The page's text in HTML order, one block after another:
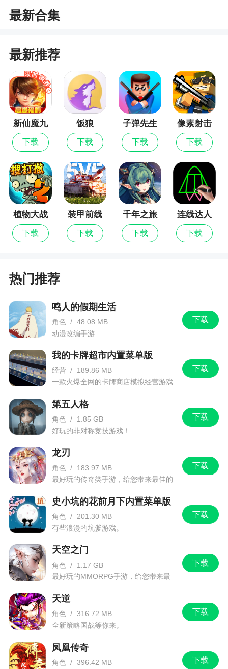
强的后盾；可以与家族成员建立亲密的羁绊，并肩
路上唯一炽热的明灯
3融入现代动画的设计理念，在千千万万的手机游戏
中独树一帜
3、忍界的一草一木.一花一树都充满灵动的生命
力。行云流水又极具张力的泼墨笔触，让浓浓的战
斗氛围跃然纸上。传统水墨画融入了现代动画概
念，为每处山水注入生命灵气；独创2D手绘与3D结
合的呈现方式，为忍界拓展了空间纵深；潮音雅乐
相伴，烘托情绪氛围，上演视觉飨宴
4、精美的游戏画面：游戏采用了极具东方风格
的水墨画面，同时融入了现代的动画设计理念，让
玩家感受到神秘的忍者世界
和挑战，玩家可以通过不断挑战提升自己的技能和
等级，同时还可以解锁更多的忍者角色和装备
6、战斗结合跑酷，在各式奇思妙想的关卡机关
中挑战自我，追求极限的爽感；出色的BOSS设计，
每一个技能都会带来不同的爽快体验；与身怀绝技
的忍者超级英雄一起，面对极限挑战，点燃最热血
的少年梦；神兵秘宝相伴，让忍者英雄如虎添翼；
原创多人战斗，造就最具策略性的战斗跑酷体验
小编评价
1、活动期间复製个人招待码，邀请好友进入游
戏达指定数量，即可获得游戏奖励，邀请的好友越
多奖励越丰富！赶快集结三五好友一起进入忍者的
世界体验一番
2、在这里作为萌新忍者的你，将见证忍者和武
士们之间的恩怨纠缠，还要面对神秘的鬼族，在这
里揭开一个个的悬念与阴谋，燃烧你的忍者之魂，
最新合集
最新推荐
新仙魔九
界
下载
饭狼
下载
子弹先生
下载
像素射击
下载
植物大战
僵尸2
下载
装甲前线
下载
千年之旅
下载
连线达人
下载
热门推荐
下载
鸣人的假期生活
角色 / 48.08 MB
动漫改编手游
下载
我的卡牌超市内置菜单版
经营 /
189.86 MB
一款火爆全网的卡牌商店模拟经营游戏
下载
第五人格
角色 /
1.85 GB
好玩的非对称竞技游戏！
下载
龙刃
角色 /
183.97 MB
最好玩的传奇类手游，给您带来最佳的
下载
史小坑的花前月下内置菜单版
角色 /
201.30 MB
有些浪漫的坑爹游戏。
下载
天空之门
角色 /
1.17 GB
最好玩的MMORPG手游，给您带来最
下载
天逆
角色 / 316.72 MB
全新策略国战等你来。
下载
凤凰传奇
角色 / 396.42 MB